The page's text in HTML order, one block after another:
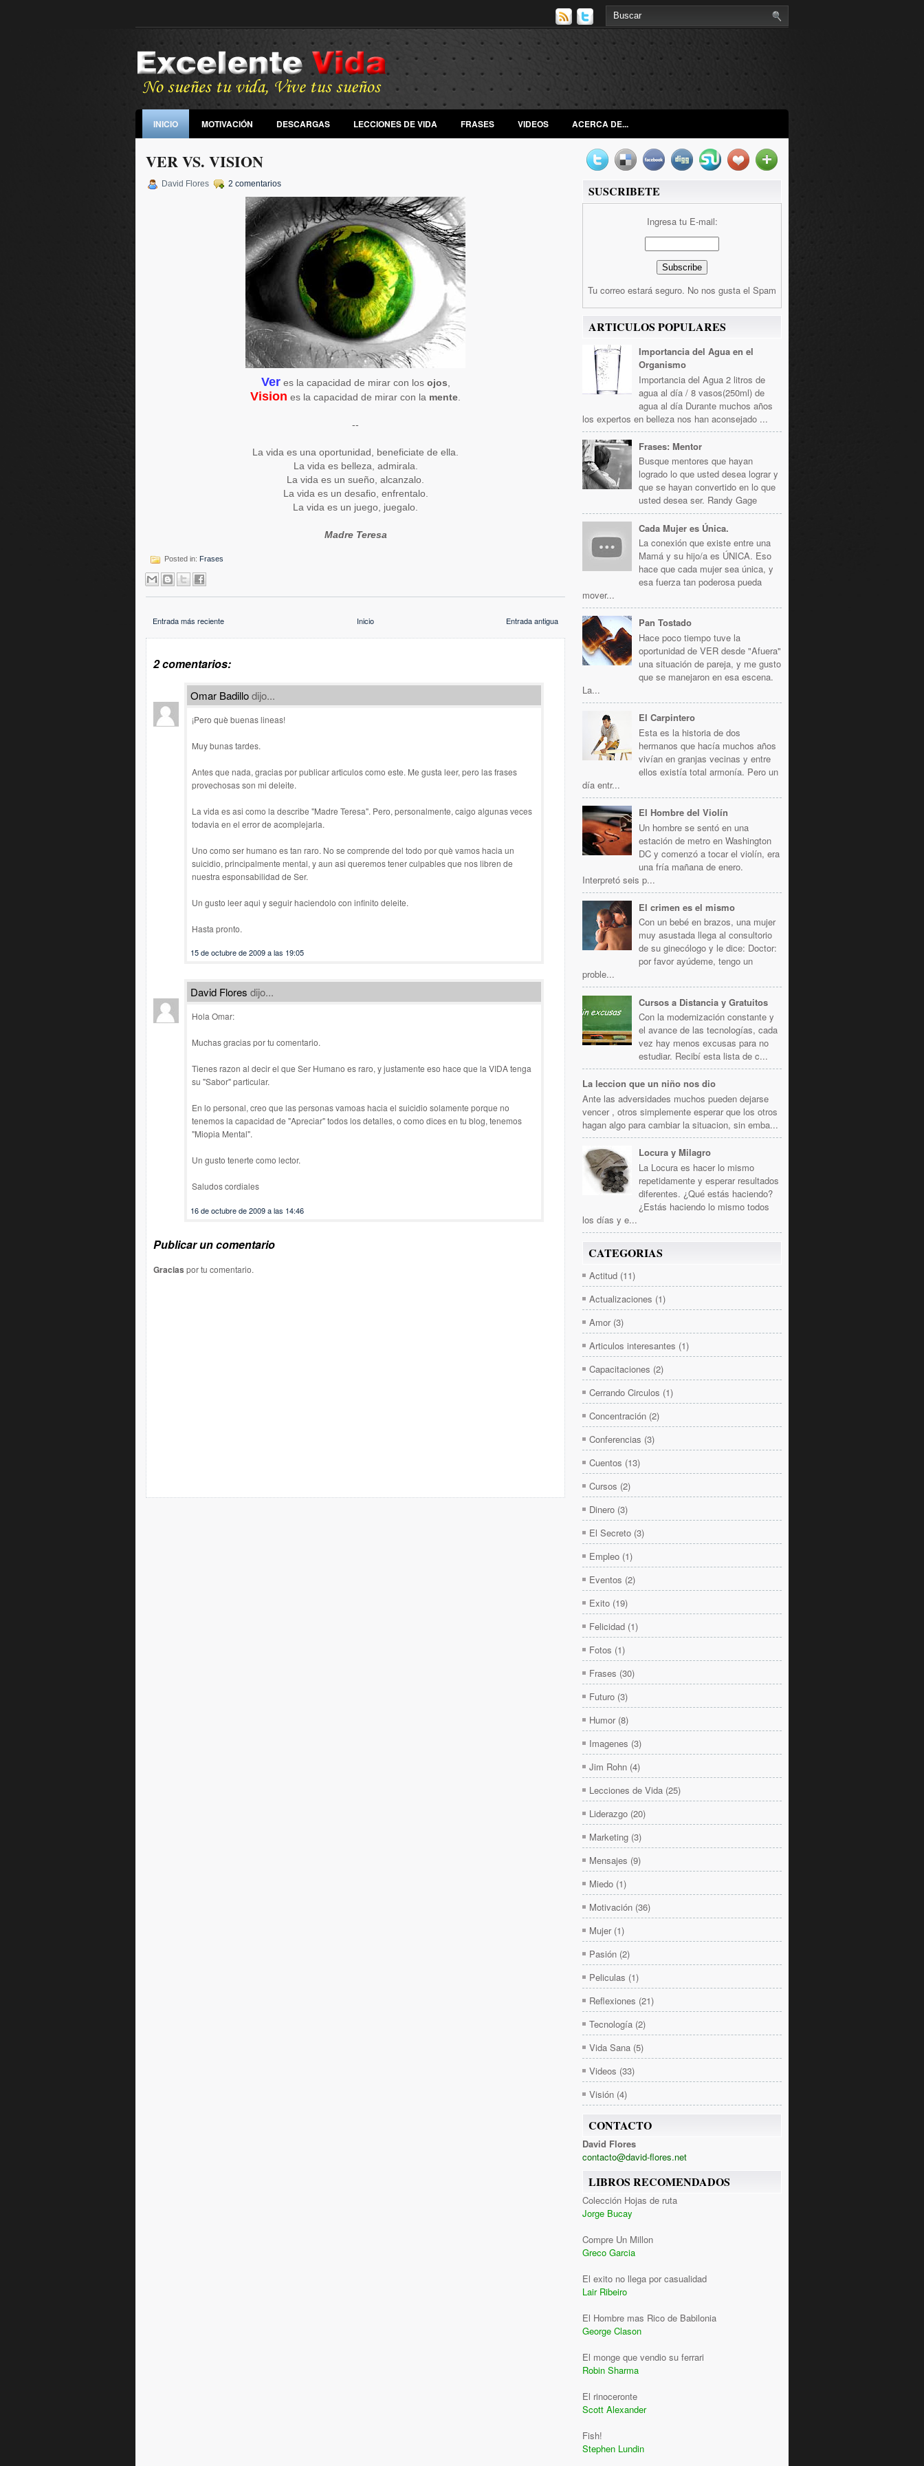
INICIO MOTIVACIÓN DESCARGAS LECCIONES DE VIDA FRASES VIDEOS ACERCA DE...
VER VS. VISION
David Flores 2 comentarios
Veres la capacidad de mirar con los ojos
Vision es la capacidad de mirar con la mente
--
La vida es una oportunidad, beneficiate de ella.
La vida es belleza, admirala.
La vida es un sueño, alcanzalo.
La vida es un desafio, enfrentalo.
La vida es un juego, juegalo.
Madre Teresa
Posted in: Frases
Entrada más reciente Entrada antigua
Inicio
2 comentarios:
Omar Badillodijo...
¡Pero què buenas lineas!
Muy bunas tardes.
Antes que nada, gracias por publicar articulos como este. Me gusta leer, pero las frases
provechosas son mi deleite.
La vida es asi como la describe "Madre Teresa". Pero, personalmente, caigo algunas veces
todavia en el error de acomplejarla.
Uno como ser humano es tan raro. No se comprende del todo por què vamos hacia un
suicidio, principalmente mental, y aun asi queremos tener culpables que nos libren de
nuestra esponsabilidad de Ser.
Un gusto leer aqui y seguir haciendolo con infinito deleite.
Hasta pronto.
15 de octubre de 2009 a las 19:05
David Flores dijo...
Hola Omar:
Muchas gracias por tu comentario.
Tienes razon al decir el que Ser Humano es raro, y justamente eso hace que la VIDA tenga
su "Sabor" particular.
En lo personal, creo que las personas vamoas hacia el suicidio solamente porque no
tenemos la capacidad de "Apreciar" todos los detalles, o como dices en tu blog, tenemos
"Miopia Mental".
Un gusto tenerte como lector.
Saludos cordiales
16 de octubre de 2009 a las 14:46
Publicar un comentario
Gracias por tu comentario.
SUSCRIBETE
Ingresa tu E-mail:
Tu correo estará seguro. No nos gusta el Spam
ARTICULOS POPULARES
Importancia del Agua en el
Organismo
Importancia del Agua 2 litros de
agua al día / 8 vasos(250ml) de
agua al día Durante muchos años
los expertos en belleza nos han aconsejado ...
Frases: Mentor
Busque mentores que hayan
logrado lo que usted desea lograr y
que se hayan convertido en lo que
usted desea ser. Randy Gage
Cada Mujer es Única.
La conexión que existe entre una
Mamá y su hijo/a es ÚNICA. Eso
hace que cada mujer sea única, y
esa fuerza tan poderosa pueda
mover...
Pan Tostado
Hace poco tiempo tuve la
oportunidad de VER desde "Afuera"
una situación de pareja, y me gusto
que se manejaron en esa escena.
La...
El Carpintero
Esta es la historia de dos
hermanos que hacía muchos años
vivían en granjas vecinas y entre
ellos existía total armonía. Pero un
día entr...
El Hombre del Violín
Un hombre se sentó en una
estación de metro en Washington
DC y comenzó a tocar el violín, era
una fría mañana de enero.
Interpretó seis p...
El crimen es el mismo
Con un bebé en brazos, una mujer
muy asustada llega al consultorio
de su ginecólogo y le dice: Doctor:
por favor ayúdeme, tengo un
proble...
Cursos a Distancia y Gratuitos
Con la modernización constante y
el avance de las tecnologías, cada
vez hay menos excusas para no
estudiar. Recibí esta lista de c...
La leccion que un niño nos dio
Ante las adversidades muchos pueden dejarse
vencer , otros simplemente esperar que los otros
hagan algo para cambiar la situacion, sin emba...
Locura y Milagro
La Locura es hacer lo mismo
repetidamente y esperar resultados
diferentes. ¿Qué estás haciendo?
¿Estás haciendo lo mismo todos
los días y e...
CATEGORIAS
Actitud (11)
Actualizaciones (1)
Amor (3)
Articulos interesantes (1)
Capacitaciones (2)
Cerrando Circulos (1)
Concentración (2)
Conferencias (3)
Cuentos (13)
Cursos (2)
Dinero (3)
El Secreto (3)
Empleo (1)
Eventos (2)
Exito (19)
Felicidad (1)
Fotos (1)
Frases (30)
Futuro (3)
Humor (8)
Imagenes (3)
Jim Rohn (4)
Lecciones de Vida (25)
Liderazgo (20)
Marketing (3)
Mensajes (9)
Miedo (1)
Motivación (36)
Mujer (1)
Pasión (2)
Peliculas (1)
Reflexiones (21)
Tecnología (2)
Vida Sana (5)
Videos (33)
Visión (4)
CONTACTO
David Flores
contacto@david-flores.net
LIBROS RECOMENDADOS
Colección Hojas de ruta
Jorge Bucay
Compre Un Millon
Greco Garcia
El exito no llega por casualidad
Lair Ribeiro
El Hombre mas Rico de Babilonia
George Clason
El monge que vendio su ferrari
Robin Sharma
El rinoceronte
Scott Alexander
Fish!
Stephen Lundin